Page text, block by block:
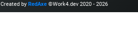
Created by RedAxe ©Work4.dev 2020 - 2026